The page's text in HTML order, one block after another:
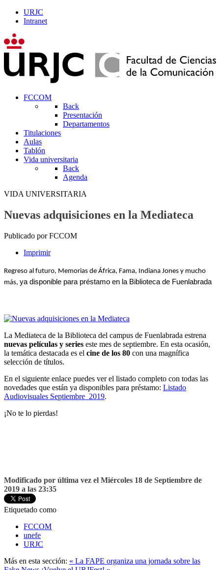
URJC
Intranet
FCCOM
Back
Presentación
Departamentos
Titulaciones
Aulas
Tablón
Vida universitaria
Back
Agenda
VIDA UNIVERSITARIA
Nuevas adquisiciones en la Mediateca
Publicado por FCCOM
Imprimir
Regreso al futuro, Memorias de África, Fama, Indiana Jones y mucho
más, ya disponible para préstamo en la Biblioteca de Fuenlabrada
La Mediateca de la Biblioteca del campus de Fuenlabrada estrena
nuevas películas y series este mes de septiembre. En esta ocasión,
la temática destacada es el cine de los 80 con una magnífica
selección de títulos.
En el siguiente enlace puedes ver el listado completo con todas las
novedades que están ya disponibles para préstamo: Listado
Audiovisuales Septiembre 2019.
¡No te lo pierdas!
Modificado por última vez el Miércoles 18 de Septiembre de
2019 a las 23:35
Etiquetado como
FCCOM
unefe
URJC
Más en esta sección: « La FAPE organiza una jornada sobre las